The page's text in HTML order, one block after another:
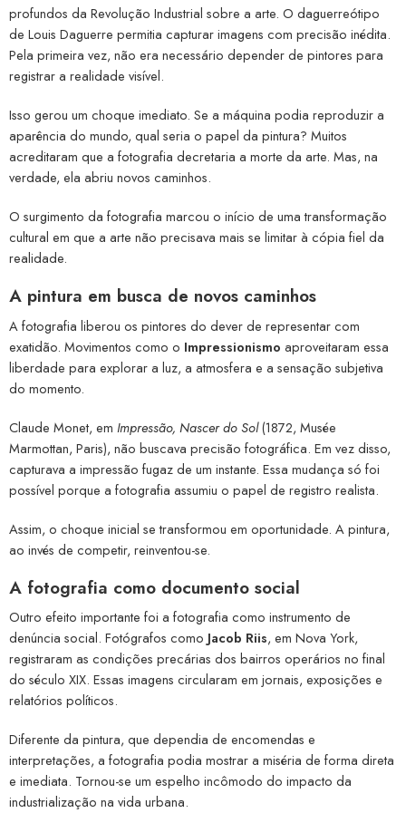
profundos da Revolução Industrial sobre a arte. O daguerreótipo
de Louis Daguerre permitia capturar imagens com precisão inédita.
Pela primeira vez, não era necessário depender de pintores para
registrar a realidade visível.
Isso gerou um choque imediato. Se a máquina podia reproduzir a
aparência do mundo, qual seria o papel da pintura? Muitos
acreditaram que a fotografia decretaria a morte da arte. Mas, na
verdade, ela abriu novos caminhos.
O surgimento da fotografia marcou o início de uma transformação
cultural em que a arte não precisava mais se limitar à cópia fiel da
realidade.
A pintura em busca de novos caminhos
A fotografia liberou os pintores do dever de representar com
exatidão. Movimentos como o Impressionismo aproveitaram essa
liberdade para explorar a luz, a atmosfera e a sensação subjetiva
do momento.
Claude Monet, em Impressão, Nascer do Sol(1872, Musée
Marmottan, Paris), não buscava precisão fotográfica. Em vez disso,
capturava a impressão fugaz de um instante. Essa mudança só foi
possível porque a fotografia assumiu o papel de registro realista.
Assim, o choque inicial se transformou em oportunidade. A pintura,
ao invés de competir, reinventou-se.
A fotografia como documento social
Outro efeito importante foi a fotografia como instrumento de
denúncia social. Fotógrafos como Jacob Riis, em Nova York,
registraram as condições precárias dos bairros operários no final
do século XIX. Essas imagens circularam em jornais, exposições e
relatórios políticos.
Diferente da pintura, que dependia de encomendas e
interpretações, a fotografia podia mostrar a miséria de forma direta
e imediata. Tornou-se um espelho incômodo do impacto da
industrialização na vida urbana.